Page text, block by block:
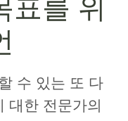
표를 위
수 있는 또 다
대한 전문가의